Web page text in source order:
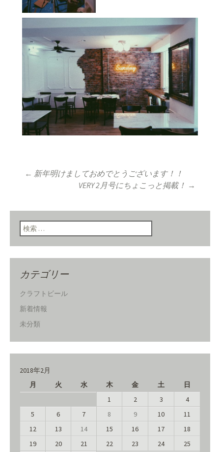
投稿ナビゲーショ
ン
← 新年明けましておめでとうございます！！
VERY 2月号にちょこっと掲載！ →
検索:
カテゴリー
クラフトビール
新着情報
未分類
2018年2月
月
火 水 木 金 土 日
1 2 3
4
5
6 7 8 9 10
11
12
13 14 15 16 17
18
19
20 21 22 23 24
25